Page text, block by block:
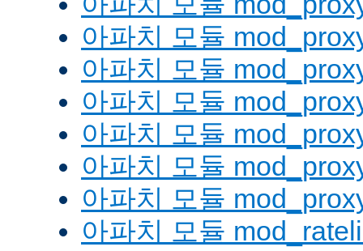
아파치 모듈
아파치 모듈
아파치 모듈
아파치 모듈
아파치 모듈
아파치 모듈
아파치 모듈